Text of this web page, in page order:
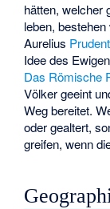
hätten, welcher
leben,
Aurelius
Idee des
Das Römische
Völker geeint
Weg bereitet.
oder gealtert,
greifen, wenn